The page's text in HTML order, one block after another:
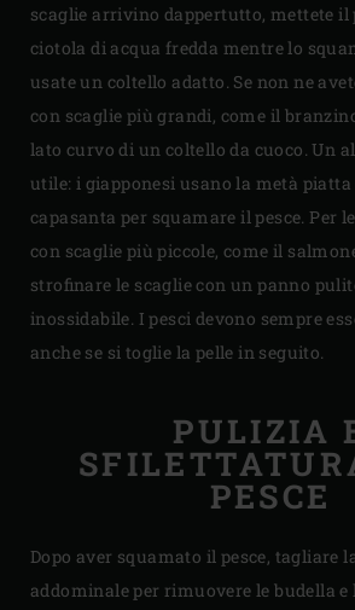
scaglie arrivino dappertutto, mettete il
ciotola di acqua fredda mentre lo
usate un coltello adatto. Se non ne
con scaglie più grandi, come il
lato curvo di un coltello da cuoco. Un
utile: i giapponesi usano la metà
capasanta per squamare il pesce. Per
con scaglie più piccole, come il
strofinare le scaglie con un panno
inossidabile. I pesci devono sempre
anche se si toglie la pelle in seguito.
PULIZIA
PESCE
Dopo aver squamato il pesce, tagliare
addominale per rimuovere le budella e